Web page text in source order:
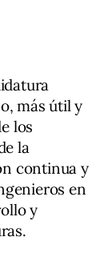
más útil y
los
la
continua y
en
y